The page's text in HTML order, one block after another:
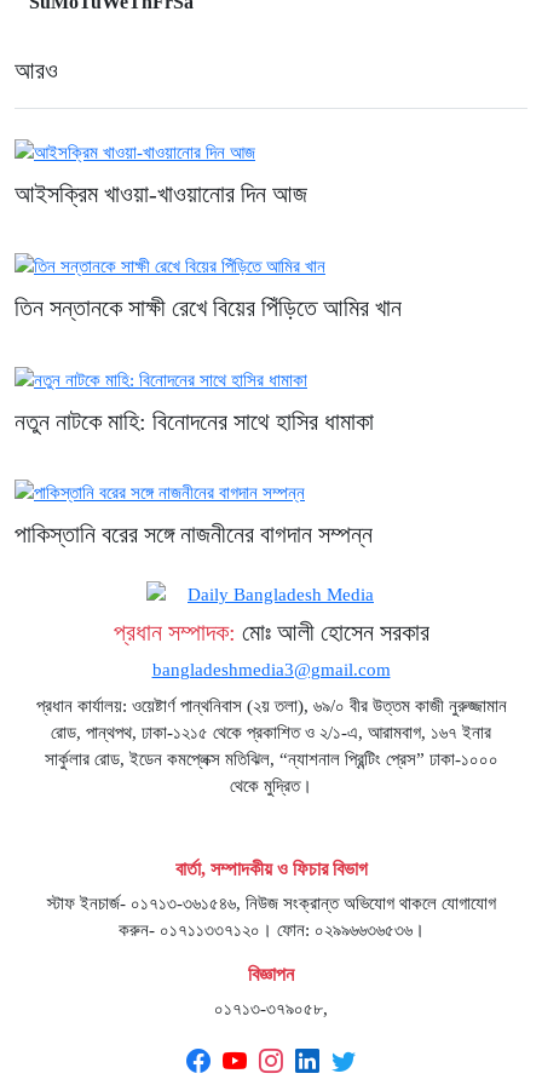
আরও
আইসক্রিম খাওয়া-খাওয়ানোর দিন আজ
তিন সন্তানকে সাক্ষী রেখে বিয়ের পিঁড়িতে আমির খান
নতুন নাটকে মাহি: বিনোদনের সাথে হাসির ধামাকা
পাকিস্তানি বরের সঙ্গে নাজনীনের বাগদান সম্পন্ন
প্রধান সম্পাদক: মোঃ আলী হোসেন সরকার
bangladeshmedia3@gmail.com
প্রধান কার্যালয়: ওয়েষ্টার্ণ পান্থনিবাস (২য় তলা), ৬৯/০ বীর উত্তম কাজী নুরুজ্জামান
রোড, পান্থপথ, ঢাকা-১২১৫ থেকে প্রকাশিত ও ২/১-এ, আরামবাগ, ১৬৭ ইনার
সার্কুলার রোড, ইডেন কমপ্লেক্স মতিঝিল, “ন্যাশনাল প্রিন্টিং প্রেস” ঢাকা-১০০০
থেকে মুদ্রিত।
বার্তা, সম্পাদকীয় ও ফিচার বিভাগ
স্টাফ ইনচার্জ- ০১৭১৩-৩৬১৫৪৬, নিউজ সংক্রান্ত অভিযোগ থাকলে যোগাযোগ
করুন- ০১৭১১৩৩৭১২০। ফোন: ০২৯৯৬৬৩৬৫৩৬।
বিজ্ঞাপন
০১৭১৩-৩৭৯০৫৮,